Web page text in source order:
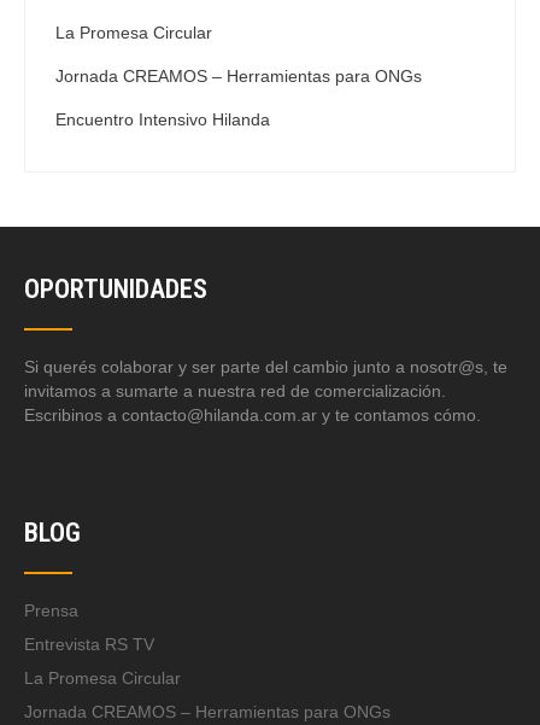
La Promesa Circular
Jornada CREAMOS – Herramientas para ONGs
Encuentro Intensivo Hilanda
OPORTUNIDADES
Si querés colaborar y ser parte del cambio junto a nosotr@s, te
invitamos a sumarte a nuestra red de comercialización.
Escribinos a contacto@hilanda.com.ar y te contamos cómo.
BLOG
Prensa
Entrevista RS TV
La Promesa Circular
Jornada CREAMOS – Herramientas para ONGs